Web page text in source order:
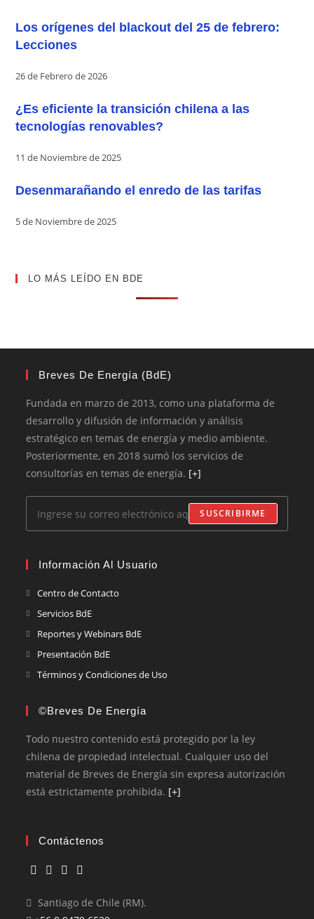
Los orígenes del blackout del 25 de febrero:
Lecciones
26 de Febrero de 2026
¿Es eficiente la transición chilena a las
tecnologías renovables?
11 de Noviembre de 2025
Desenmarañando el enredo de las tarifas
5 de Noviembre de 2025
LO MÁS LEÍDO EN BDE
Breves De Energía (BdE)
Fundada en marzo de 2013, como una plataforma de
desarrollo y difusión de información y análisis
estratégico en temas de energía y medio ambiente.
Posteriormente, en 2018 sumó los servicios de
consultorías en temas de energía. [+]
SUSCRIBIRME
Información Al Usuario
Centro de Contacto
Servicios BdE
Reportes y Webinars BdE
Presentación BdE
Términos y Condiciones de Uso
©Breves De Energía
Todo nuestro contenido está protegido por la ley
chilena de propiedad intelectual. Cualquier uso del
material de Breves de Energía sin expresa autorización
está estrictamente prohibida. [+]
Contáctenos
Santiago de Chile (RM).